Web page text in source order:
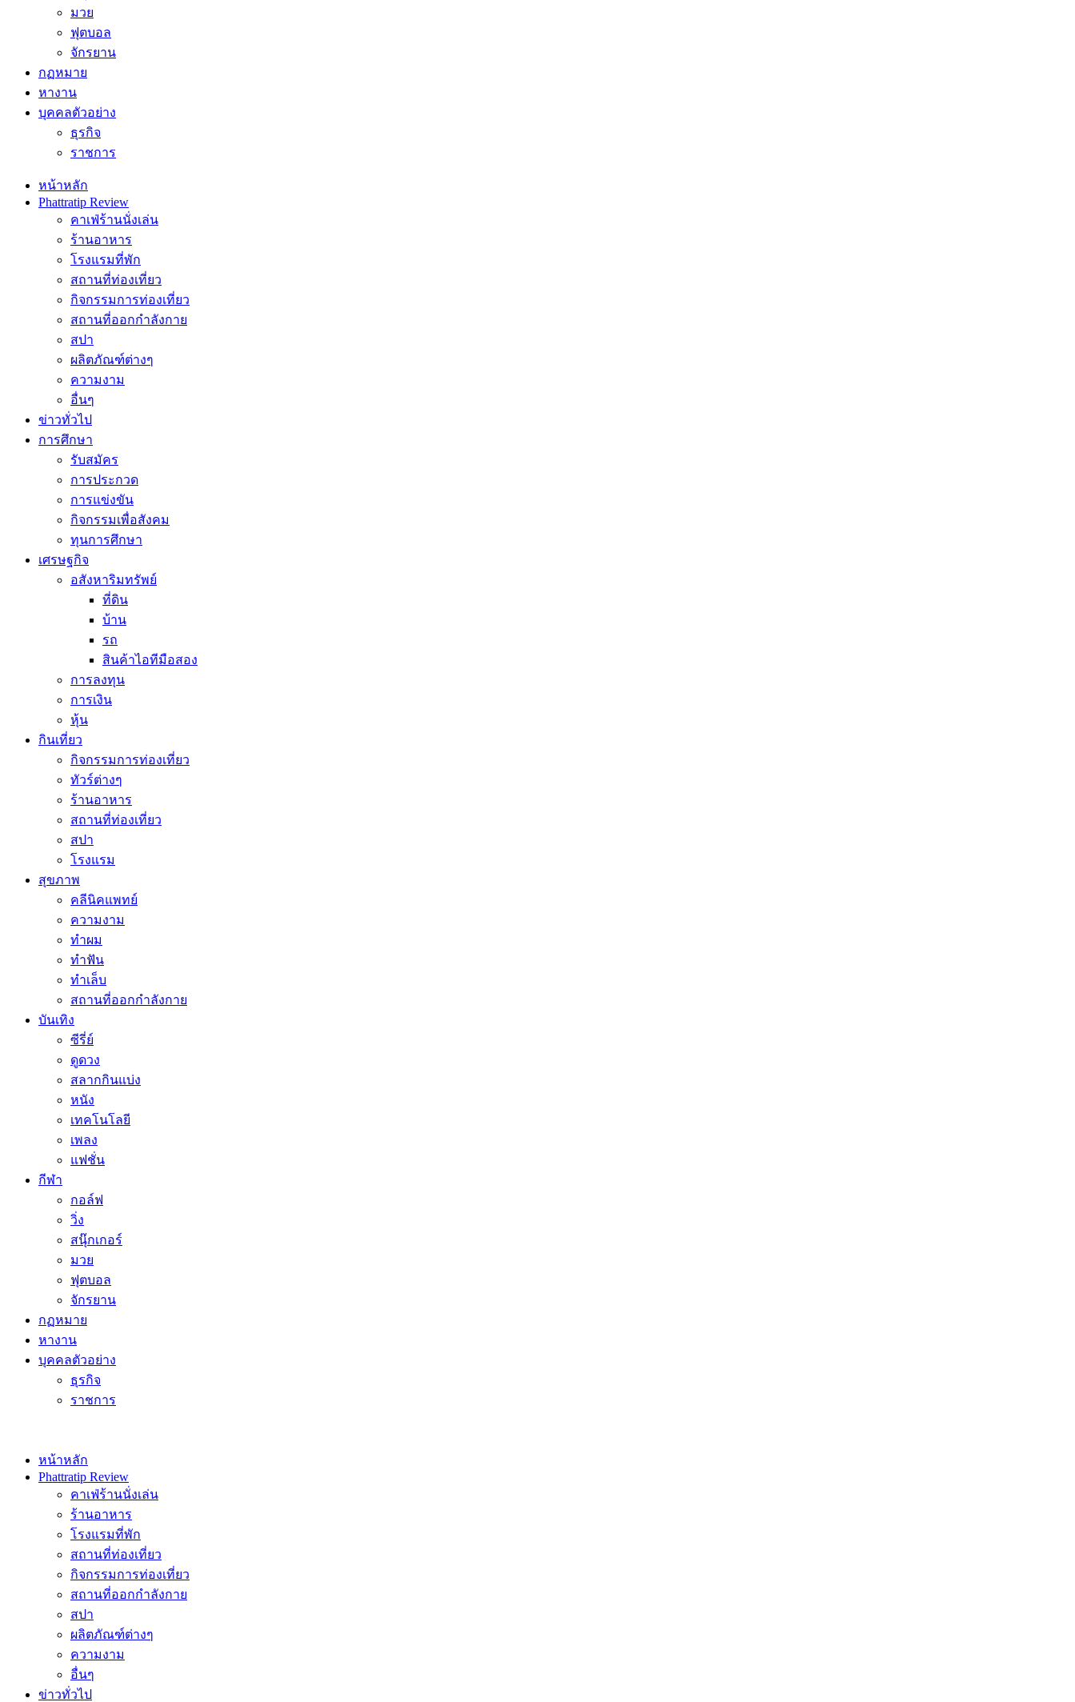
มวย
ฟุตบอล
จักรยาน
กฏหมาย
หางาน
บุคคลตัวอย่าง
ธุรกิจ
ราชการ
หน้าหลัก
Phattratip Review
คาเฟ่ร้านนั่งเล่น
ร้านอาหาร
โรงแรมที่พัก
สถานที่ท่องเที่ยว
กิจกรรมการท่องเที่ยว
สถานที่ออกกำลังกาย
สปา
ผลิตภัณฑ์ต่างๆ
ความงาม
อื่นๆ
ข่าวทั่วไป
การศึกษา
รับสมัคร
การประกวด
การแข่งขัน
กิจกรรมเพื่อสังคม
ทุนการศึกษา
เศรษฐกิจ
อสังหาริมทรัพย์
ที่ดิน
บ้าน
รถ
สินค้าไอทีมือสอง
การลงทุน
การเงิน
หุ้น
กินเที่ยว
กิจกรรมการท่องเที่ยว
ทัวร์ต่างๆ
ร้านอาหาร
สถานที่ท่องเที่ยว
สปา
โรงแรม
สุขภาพ
คลีนิคแพทย์
ความงาม
ทำผม
ทำฟัน
ทำเล็บ
สถานที่ออกกำลังกาย
บันเทิง
ซีรี่ย์
ดูดวง
สลากกินแบ่ง
หนัง
เทคโนโลยี
เพลง
แฟชั่น
กีฬา
กอล์ฟ
วิ่ง
สนุ๊กเกอร์
มวย
ฟุตบอล
จักรยาน
กฏหมาย
หางาน
บุคคลตัวอย่าง
ธุรกิจ
ราชการ
หน้าหลัก
Phattratip Review
คาเฟ่ร้านนั่งเล่น
ร้านอาหาร
โรงแรมที่พัก
สถานที่ท่องเที่ยว
กิจกรรมการท่องเที่ยว
สถานที่ออกกำลังกาย
สปา
ผลิตภัณฑ์ต่างๆ
ความงาม
อื่นๆ
ข่าวทั่วไป